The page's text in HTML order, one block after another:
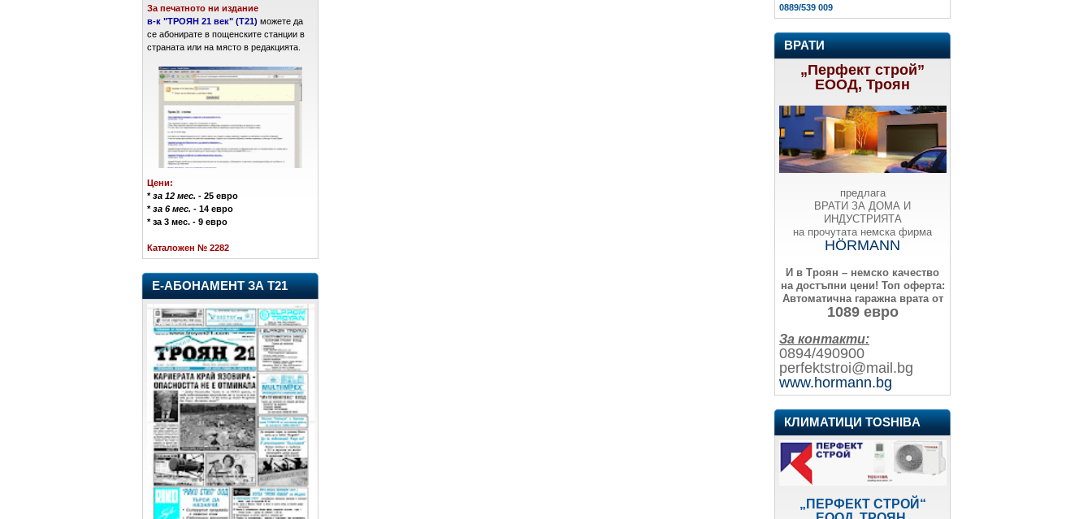
За печатното ни издание
в-к "ТРОЯН 21 век" (Т21) можете да
се абонирате в пощенските станции в
страната или на място в редакцията.
Цени:
*за 12 мес. - 25 евро
*за 6 мес. - 14 евро
* за 3 мес. - 9 евро
Каталожен № 2282
Е-АБОНАМЕНТ ЗА Т21
0889/539 009
ВРАТИ
„Перфект строй”
ЕООД, Троян
предлага
ВРАТИ ЗА ДОМА И
ИНДУСТРИЯТА
на прочутата немска фирма
HÖRMANN
И в Троян – немско качество
на достъпни цени! Топ оферта:
Автоматична гаражна врата от
1089 евро
За контакти:
0894/490900
perfektstroi@mail.bg
www.hormann.bg
КЛИМАТИЦИ TOSHIBA
„ПЕРФЕКТ СТРОЙ“